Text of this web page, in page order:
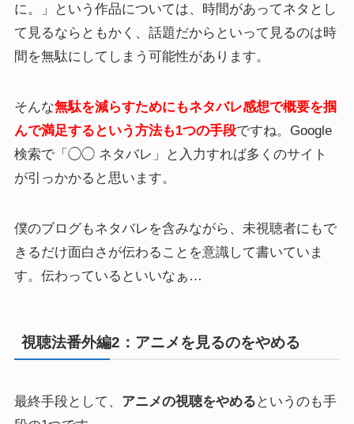
に。」という作品については、時間があってネタとし
て見るならともかく、話題だからといって見るのは時
間を無駄にしてしまう可能性があります。
そんな無駄を減らすためにもネタバレ感想で概要を掴
んで満足するという方法も1つの手段ですね。Google
検索で「◯◯ ネタバレ」と入力すれば多くのサイト
が引っかかると思います。
僕のブログもネタバレを含みながら、未視聴者にもで
きるだけ面白さが伝わることを意識して書いていま
す。伝わっているといいなぁ…
視聴法番外編2：アニメを見るのをやめる
最終手段として、 アニメの視聴をやめる というのも手